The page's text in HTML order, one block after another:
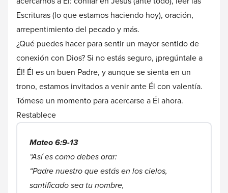
Escrituras (lo que estamos haciendo hoy), oración,
arrepentimiento del pecado y más.
¿Qué puedes hacer para sentir un mayor sentido de
conexión con Dios? Si no estás seguro, ¡pregúntale a
Él! Él es un buen Padre, y aunque se sienta en un
trono, estamos invitados a venir ante Él con valentía.
Tómese un momento para acercarse a Él ahora.
Restablece
Mateo 6:9-13
“Así es como debes orar:
“Padre nuestro que estás en los cielos,
santificado sea tu nombre,